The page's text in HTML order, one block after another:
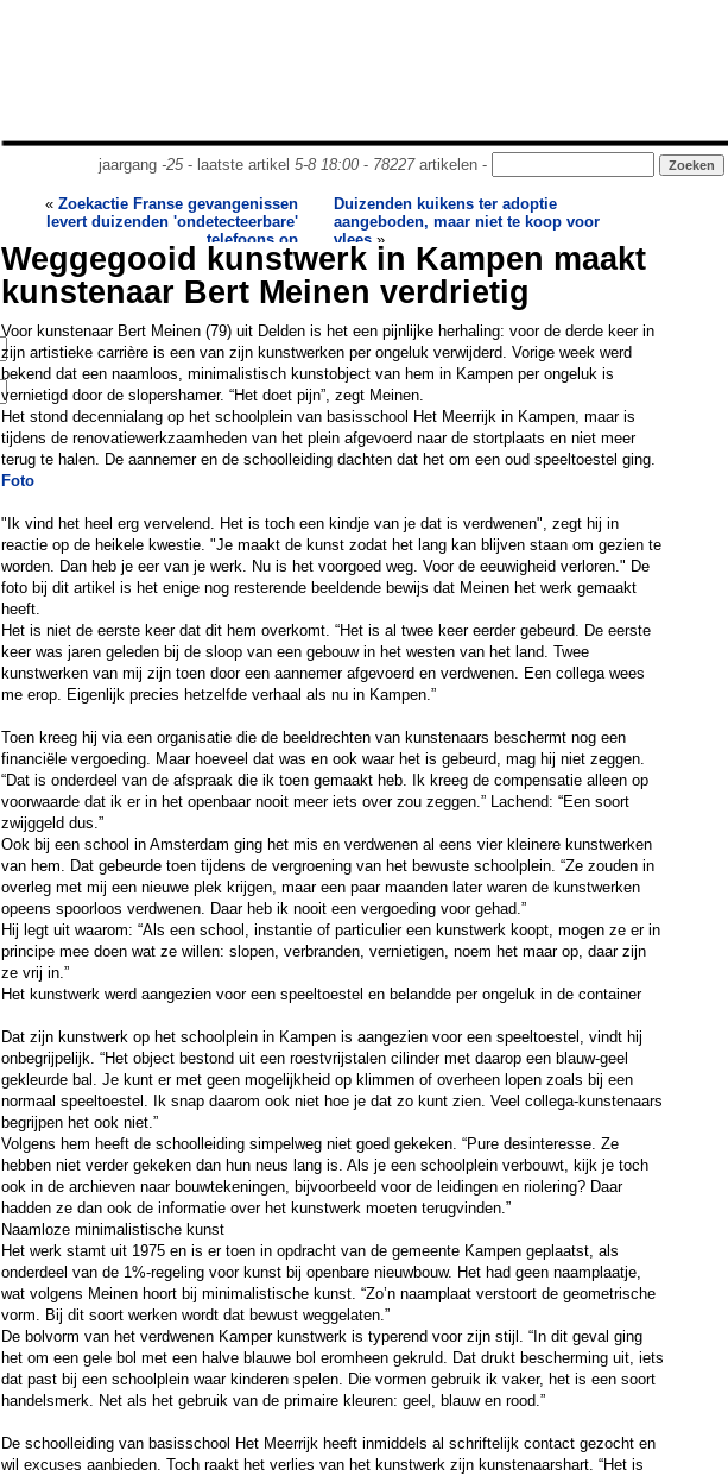
jaargang -25- laatste artikel 5-8 18:00- 78227artikelen -
« Zoekactie Franse gevangenissen
levert duizenden 'ondetecteerbare'
telefoons op
Duizenden kuikens ter adoptie
aangeboden, maar niet te koop voor
vlees »
Weggegooid kunstwerk in Kampen maakt
kunstenaar Bert Meinen verdrietig
Voor kunstenaar Bert Meinen (79) uit Delden is het een pijnlijke herhaling: voor de derde keer in
zijn artistieke carrière is een van zijn kunstwerken per ongeluk verwijderd. Vorige week werd
bekend dat een naamloos, minimalistisch kunstobject van hem in Kampen per ongeluk is
vernietigd door de slopershamer. “Het doet pijn”, zegt Meinen.
Het stond decennialang op het schoolplein van basisschool Het Meerrijk in Kampen, maar is
tijdens de renovatiewerkzaamheden van het plein afgevoerd naar de stortplaats en niet meer
terug te halen. De aannemer en de schoolleiding dachten dat het om een oud speeltoestel ging.
Foto
"Ik vind het heel erg vervelend. Het is toch een kindje van je dat is verdwenen", zegt hij in
reactie op de heikele kwestie. "Je maakt de kunst zodat het lang kan blijven staan om gezien te
worden. Dan heb je eer van je werk. Nu is het voorgoed weg. Voor de eeuwigheid verloren." De
foto bij dit artikel is het enige nog resterende beeldende bewijs dat Meinen het werk gemaakt
heeft.
Het is niet de eerste keer dat dit hem overkomt. “Het is al twee keer eerder gebeurd. De eerste
keer was jaren geleden bij de sloop van een gebouw in het westen van het land. Twee
kunstwerken van mij zijn toen door een aannemer afgevoerd en verdwenen. Een collega wees
me erop. Eigenlijk precies hetzelfde verhaal als nu in Kampen.”
Toen kreeg hij via een organisatie die de beeldrechten van kunstenaars beschermt nog een
financiële vergoeding. Maar hoeveel dat was en ook waar het is gebeurd, mag hij niet zeggen.
“Dat is onderdeel van de afspraak die ik toen gemaakt heb. Ik kreeg de compensatie alleen op
voorwaarde dat ik er in het openbaar nooit meer iets over zou zeggen.” Lachend: “Een soort
zwijggeld dus.”
Ook bij een school in Amsterdam ging het mis en verdwenen al eens vier kleinere kunstwerken
van hem. Dat gebeurde toen tijdens de vergroening van het bewuste schoolplein. “Ze zouden in
overleg met mij een nieuwe plek krijgen, maar een paar maanden later waren de kunstwerken
opeens spoorloos verdwenen. Daar heb ik nooit een vergoeding voor gehad.”
Hij legt uit waarom: “Als een school, instantie of particulier een kunstwerk koopt, mogen ze er in
principe mee doen wat ze willen: slopen, verbranden, vernietigen, noem het maar op, daar zijn
ze vrij in.”
Het kunstwerk werd aangezien voor een speeltoestel en belandde per ongeluk in de container
Dat zijn kunstwerk op het schoolplein in Kampen is aangezien voor een speeltoestel, vindt hij
onbegrijpelijk. “Het object bestond uit een roestvrijstalen cilinder met daarop een blauw-geel
gekleurde bal. Je kunt er met geen mogelijkheid op klimmen of overheen lopen zoals bij een
normaal speeltoestel. Ik snap daarom ook niet hoe je dat zo kunt zien. Veel collega-kunstenaars
begrijpen het ook niet.”
Volgens hem heeft de schoolleiding simpelweg niet goed gekeken. “Pure desinteresse. Ze
hebben niet verder gekeken dan hun neus lang is. Als je een schoolplein verbouwt, kijk je toch
ook in de archieven naar bouwtekeningen, bijvoorbeeld voor de leidingen en riolering? Daar
hadden ze dan ook de informatie over het kunstwerk moeten terugvinden.”
Naamloze minimalistische kunst
Het werk stamt uit 1975 en is er toen in opdracht van de gemeente Kampen geplaatst, als
onderdeel van de 1%-regeling voor kunst bij openbare nieuwbouw. Het had geen naamplaatje,
wat volgens Meinen hoort bij minimalistische kunst. “Zo’n naamplaat verstoort de geometrische
vorm. Bij dit soort werken wordt dat bewust weggelaten.”
De bolvorm van het verdwenen Kamper kunstwerk is typerend voor zijn stijl. “In dit geval ging
het om een gele bol met een halve blauwe bol eromheen gekruld. Dat drukt bescherming uit, iets
dat past bij een schoolplein waar kinderen spelen. Die vormen gebruik ik vaker, het is een soort
handelsmerk. Net als het gebruik van de primaire kleuren: geel, blauw en rood.”
De schoolleiding van basisschool Het Meerrijk heeft inmiddels al schriftelijk contact gezocht en
wil excuses aanbieden. Toch raakt het verlies van het kunstwerk zijn kunstenaarshart. “Het is